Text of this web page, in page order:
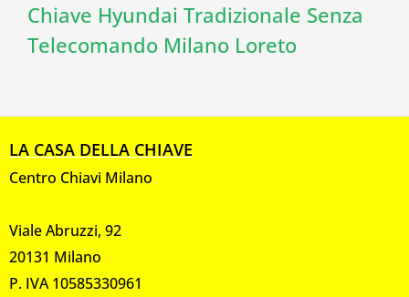
Chiave Hyundai Tradizionale Senza
Telecomando Milano Loreto
LA CASA DELLA CHIAVE
Centro Chiavi Milano
Viale Abruzzi, 92
20131 Milano
P. IVA 10585330961